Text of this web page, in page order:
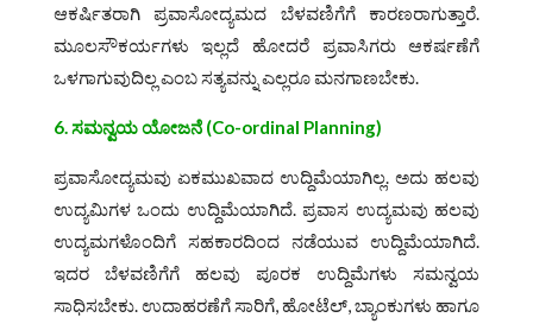
ಆಕರ್ಷಿತರಾಗಿ ಪ್ರವಾಸೋದ್ಯಮದ ಬೆಳವಣಿಗೆಗೆ ಕಾರಣರಾಗುತ್ತಾರೆ.
ಮೂಲಸೌಕರ್ಯಗಳು ಇಲ್ಲದೆ ಹೋದರೆ ಪ್ರವಾಸಿಗರು ಆಕರ್ಷಣೆಗೆ
ಒಳಗಾಗುವುದಿಲ್ಲ ಎಂಬ ಸತ್ಯವನ್ನು ಎಲ್ಲರೂ ಮನಗಾಣಬೇಕು.
6. ಸಮನ್ವಯ ಯೋಜನೆ (Co-ordinal Planning)
ಪ್ರವಾಸೋದ್ಯಮವು ಏಕಮುಖವಾದ ಉದ್ದಿಮೆಯಾಗಿಲ್ಲ. ಅದು ಹಲವು
ಉದ್ಯಮಿಗಳ ಒಂದು ಉದ್ದಿಮೆಯಾಗಿದೆ. ಪ್ರವಾಸ ಉದ್ಯಮವು ಹಲವು
ಉದ್ಯಮಗಳೊಂದಿಗೆ ಸಹಕಾರದಿಂದ ನಡೆಯುವ ಉದ್ದಿಮೆಯಾಗಿದೆ.
ಇದರ ಬೆಳವಣಿಗೆಗೆ ಹಲವು ಪೂರಕ ಉದ್ದಿಮೆಗಳು ಸಮನ್ವಯ
ಸಾಧಿಸಬೇಕು. ಉದಾಹರಣೆಗೆ ಸಾರಿಗೆ, ಹೋಟೆಲ್, ಬ್ಯಾಂಕುಗಳು ಹಾಗೂ